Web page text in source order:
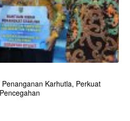
Karhutla, Perkuat